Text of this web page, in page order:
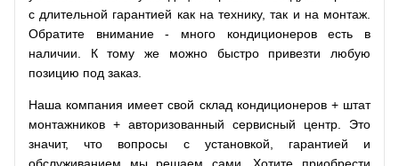
с длительной гарантией как на технику, так и на монтаж.
Обратите внимание - много кондиционеров есть в
наличии. К тому же можно быстро привезти любую
позицию под заказ.
Наша компания имеет свой склад кондиционеров + штат
монтажников + авторизованный сервисный центр. Это
значит, что вопросы с установкой, гарантией и